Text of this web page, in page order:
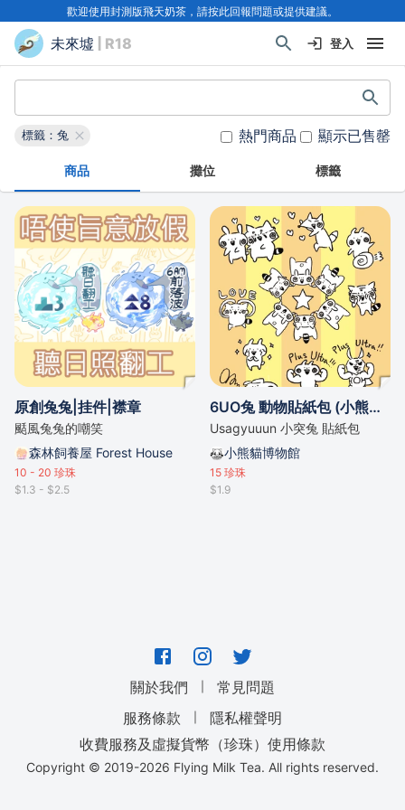
歡迎使用封測版飛天奶茶，請按此回報問題或提供建議。
未來墟 | R18 登入
標籤：兔 熱門商品 顯示已售罄
商品 攤位 標籤
原創兔兔|挂件|襟章
颳風兔兔的嘲笑
森林飼養屋 Forest House
10 - 20 珍珠
$1.3 - $2.5
6UO兔 動物貼紙包 (小熊貓 狐狸 我的英雄學院)
Usagyuuun 小突兔 貼紙包
小熊貓博物館
15 珍珠
$1.9
關於我們 ｜
常見問題
服務條款
｜
隱私權聲明
收費服務及虛擬貨幣（珍珠）使用條款
Copyright © 2019-2026 Flying Milk Tea. All rights reserved.